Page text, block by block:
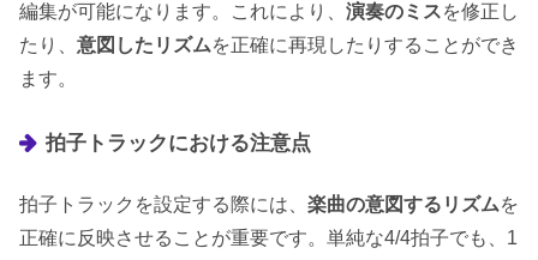
編集が可能になります。これにより、 演奏のミスを修正し
たり、 意図したリズムを正確に再現したりすることができ
ます。
拍子トラックにおける注意点
拍子トラックを設定する際には、 楽曲の意図するリズムを
正確に反映させることが重要です。単純な4/4拍子でも、1